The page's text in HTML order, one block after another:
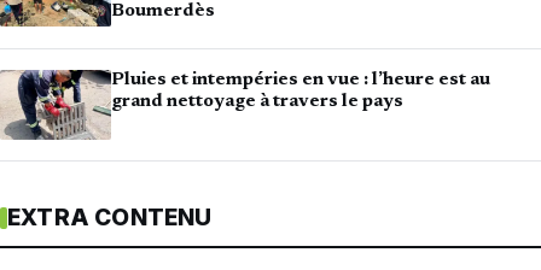
Boumerdès
Pluies et intempéries en vue : l’heure est au
grand nettoyage à travers le pays
EXTRA CONTENU